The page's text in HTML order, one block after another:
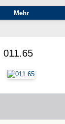
011.65